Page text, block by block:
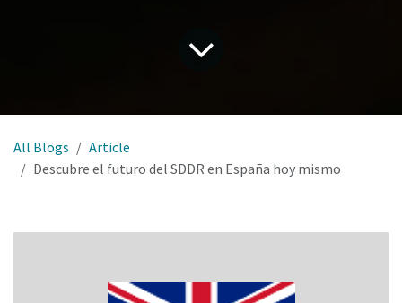
All Blogs
Article
Descubre el futuro del SDDR en España hoy mismo